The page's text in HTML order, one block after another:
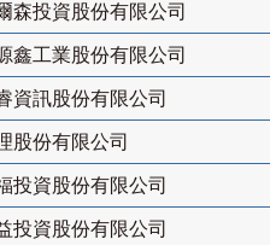
森投資股份有限公司
鑫工業股份有限公司
資訊股份有限公司
股份有限公司
投資股份有限公司
投資股份有限公司